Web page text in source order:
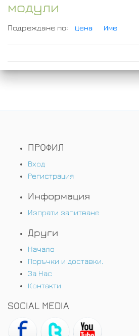
модули
Подреждане по: Цена Име
ПРОФИЛ
Вход
Регистрация
Информация
Изпрати запитване
Други
Начало
Поръчки и доставки.
За Нас
Контакти
SOCIAL MEDIA